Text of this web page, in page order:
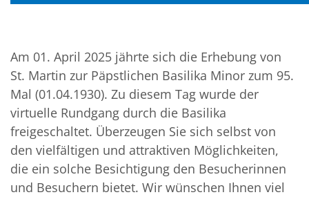
Am 01. April 2025 jährte sich die Erhebung von
St. Martin zur Päpstlichen Basilika Minor zum 95.
Mal (01.04.1930). Zu diesem Tag wurde der
virtuelle Rundgang durch die Basilika
freigeschaltet. Überzeugen Sie sich selbst von
den vielfältigen und attraktiven Möglichkeiten,
die ein solche Besichtigung den Besucherinnen
und Besuchern bietet. Wir wünschen Ihnen viel